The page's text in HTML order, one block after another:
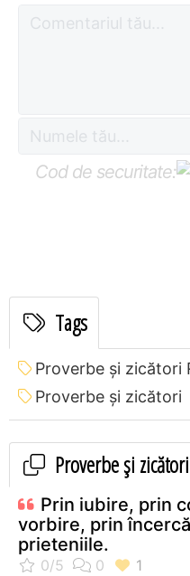
Cod de securitate:
Tags
Proverbe și zicători
Proverbe și zicători
Proverbe și
Prin iubire, prin
vorbire, prin
prieteniile.